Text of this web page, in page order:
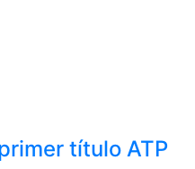
título ATP